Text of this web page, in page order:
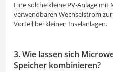
Eine solche kleine PV-Anlage
verwendbaren Wechselstrom
Vorteil bei kleinen Inselanlagen.
3. Wie lassen sich
Speicher kombinieren?